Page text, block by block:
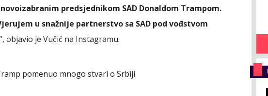
predsjednikom SAD Donaldom Trampom.
u snažnije partnerstvo sa SAD pod vođstvom
, objavio je Vučić na Instagramu.
pomenuo mnogo stvari o Srbiji.